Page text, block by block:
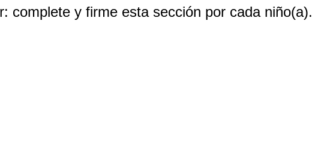
complete y firme esta sección por cada niño(a).